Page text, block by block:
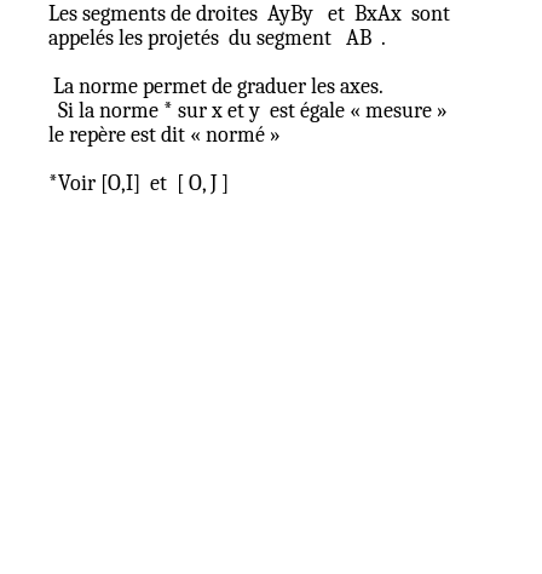
Les segments de droites AyBy et BxAx sont
appelés les projetés du segment AB .
La norme permet de graduer les axes.
Si la norme * sur x et y est égale « mesure »
le repère est dit « normé »
*Voir [O,I] et [ O, J ]